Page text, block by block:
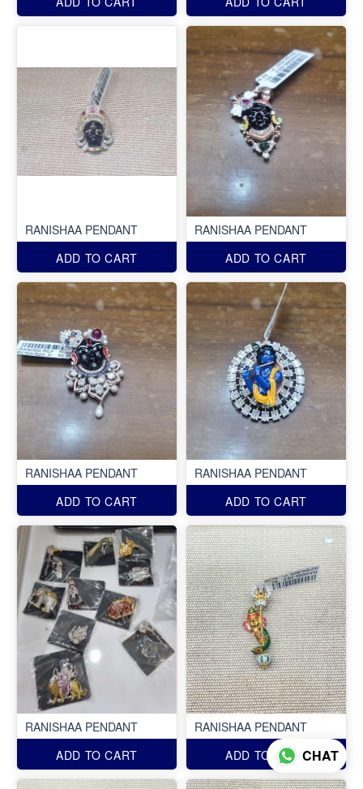
RANISHAA PENDANT
ADD TO CART
RANISHAA PENDANT
ADD TO CART
RANISHAA PENDANT
ADD TO CART
RANISHAA PENDANT
ADD TO CART
RANISHAA PENDANT
ADD TO CART
RANISHAA PENDANT
ADD TO CARTCHAT